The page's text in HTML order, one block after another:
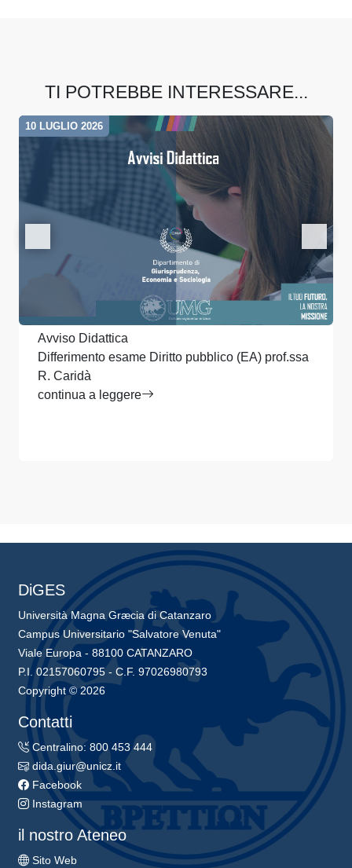
TI POTREBBE INTERESSARE...
10 LUGLIO 2026
Avviso Didattica
Differimento esame Diritto pubblico (EA) prof.ssa
R. Caridà
continua a leggere
DiGES
Università Magna Græcia di Catanzaro
Campus Universitario "Salvatore Venuta"
Viale Europa - 88100 CATANZARO
P.I. 02157060795 - C.F. 97026980793
Copyright © 2026
Contatti
Centralino: 800 453 444
dida.giur@unicz.it
Facebook
Instagram
il nostro Ateneo
Sito Web